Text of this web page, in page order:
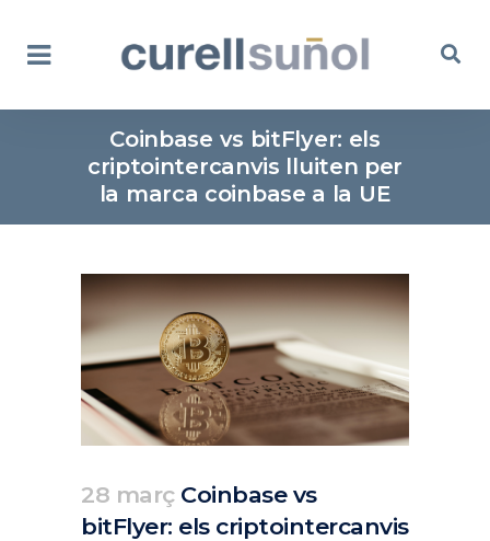
Coinbase vs bitFlyer: els
criptointercanvis lluiten per
la marca coinbase a la UE
28 marçCoinbase vs
bitFlyer: els criptointercanvis